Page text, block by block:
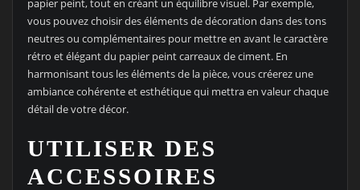
papier peint, tout en créant un équilibre visuel. Par exemple,
vous pouvez choisir des éléments de décoration dans des tons
neutres ou complémentaires pour mettre en avant le caractère
rétro et élégant du papier peint carreaux de ciment. En
harmonisant tous les éléments de la pièce, vous créerez une
ambiance cohérente et esthétique qui mettra en valeur chaque
détail de votre décor.
UTILISER DES
ACCESSOIRES